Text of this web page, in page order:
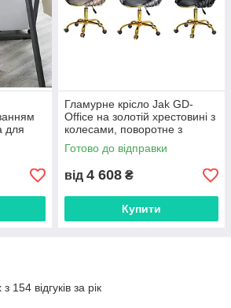
для
Гламурне крісло Jak GD-
Office на золотій хрестовині з
колесами, поворотне з
регулюванням висоти,
оббивка велюр
Готово до відправки
від 4 608 ₴
Купити
154 відгуків за рік